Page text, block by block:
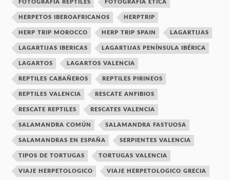
FOTOGRAFIA REPTILES FOTOGRAFÍA ÉTICA
HERPETOS IBEROAFRICANOS HERPTRIP
HERP TRIP MOROCCO HERP TRIP SPAIN LAGARTIJAS
LAGARTIJAS IBERICAS LAGARTIJAS PENÍNSULA IBÉRICA
LAGARTOS LAGARTOS VALENCIA
REPTILES CABAÑEROS REPTILES PIRINEOS
REPTILES VALENCIA RESCATE ANFIBIOS
RESCATE REPTILES RESCATES VALENCIA
SALAMANDRA COMÚN SALAMANDRA FASTUOSA
SALAMANDRAS EN ESPAÑA SERPIENTES VALENCIA
TIPOS DE TORTUGAS TORTUGAS VALENCIA
VIAJE HERPETOLOGICO VIAJE HERPETOLOGICO GRECIA